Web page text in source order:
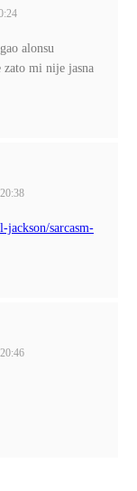
alonsu
zato mi nije jasna
sarcasm-